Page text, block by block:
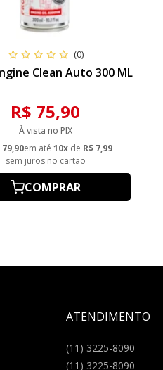
(0)
Clean Auto 300 ML
R$ 75,90
À vista no PIX
79,90em até 10xde R$ 7,99
sem juros no cartão
COMPRAR
ATENDIMENTO
(11) 3225-8090
(11) 3225-8090